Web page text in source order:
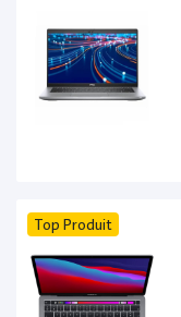
Top Produit